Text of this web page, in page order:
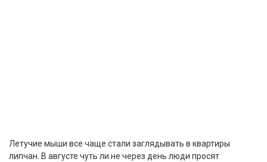
Летучие мыши все чаще стали заглядывать в квартиры
липчан. В августе чуть ли не через день люди просят